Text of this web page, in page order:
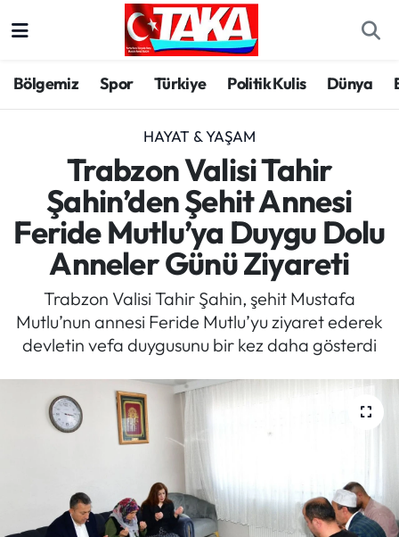
Bölgemiz Spor Türkiye Politik Kulis Dünya
HAYAT & YAŞAM
Trabzon Valisi Tahir
Şahin’den Şehit Annesi
Feride Mutlu’ya Duygu Dolu
Anneler Günü Ziyareti
Trabzon Valisi Tahir Şahin, şehit Mustafa
Mutlu’nun annesi Feride Mutlu’yu ziyaret ederek
devletin vefa duygusunu bir kez daha gösterdi
Spor
Türkiye
Kültür/Sanat
Politika
Politik Kulis
Dünya
Mektup Galeri
Manşet
Trabzon Hava Durumu
Trabzon Trafik Yoğunluk Haritası
Süper Lig Puan Durumu ve Fikstür
Tüm Manşetler
Son Dakika Haberleri
Haber Arşivi